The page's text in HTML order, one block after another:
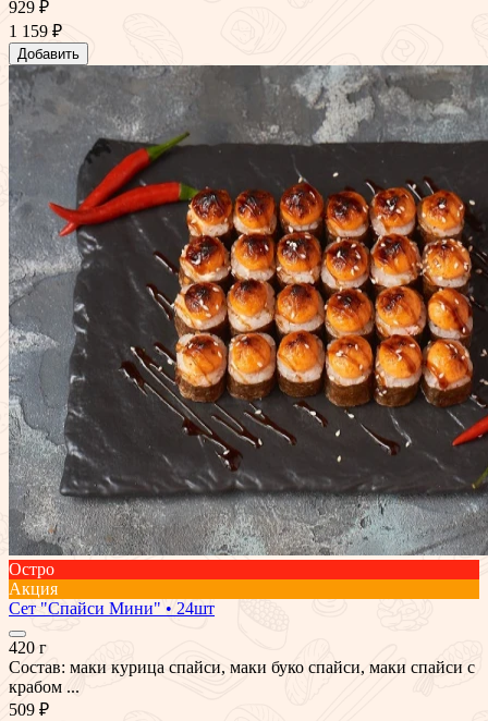
929 ₽
1 159 ₽
Добавить
Остро
Акция
Сет "Спайси Мини" • 24шт
420 г
Состав: маки курица спайси, маки буко спайси, маки спайси с
крабом ...
509 ₽